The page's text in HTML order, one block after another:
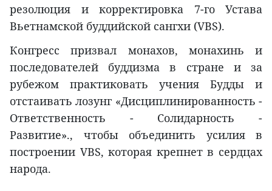
резолюция и корректировка 7-го Устава
Вьетнамской буддийской сангхи (VBS).
Конгресс призвал монахов, монахинь и
последователей буддизма в стране и за
рубежом практиковать учения Будды и
отстаивать лозунг «Дисциплинированность -
Ответственность - Солидарность -
Развитие»., чтобы объединить усилия в
построении VBS, которая крепнет в сердцах
народа.